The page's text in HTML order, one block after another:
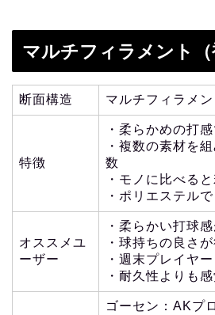
マルチフィラメント（
断面構造 マルチフィラメン
特徴
・柔らかめの打
・複数の素材を
数
・モノに比べる
・ポリエステル
オススメユ
ーザー
・柔らかい打球
・球持ちの良さ
・週末プレイヤー
・耐久性よりも
ゴーセン：AKプ